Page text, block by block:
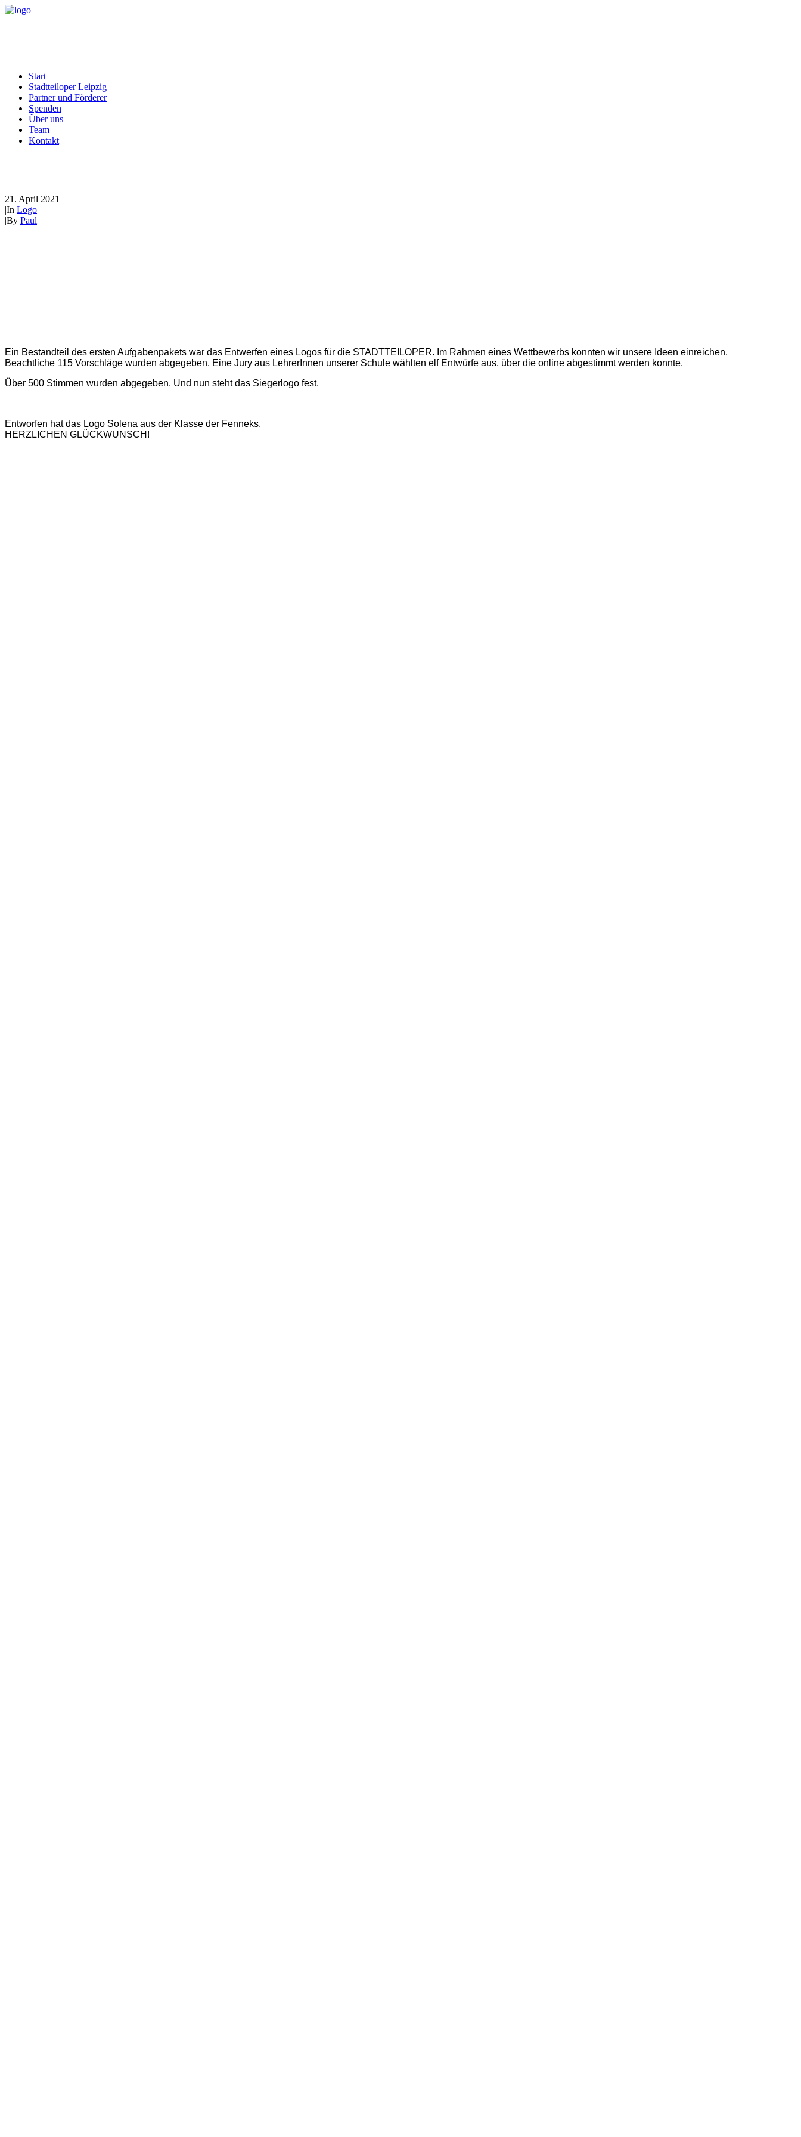
Start
Stadtteiloper Leipzig
Partner und Förderer
Spenden
Über uns
Team
Kontakt
21. April 2021
|In Logo
|By Paul
Ein Bestandteil des ersten Aufgabenpakets war das Entwerfen eines Logos für die STADTTEILOPER. Im Rahmen eines Wettbewerbs konnten wir unsere Ideen einreichen.
Beachtliche 115 Vorschläge wurden abgegeben. Eine Jury aus LehrerInnen unserer Schule wählten elf Entwürfe aus, über die online abgestimmt werden konnte.
Über 500 Stimmen wurden abgegeben. Und nun steht das Siegerlogo fest.
Entworfen hat das Logo Solena aus der Klasse der Fenneks.
HERZLICHEN GLÜCKWUNSCH!